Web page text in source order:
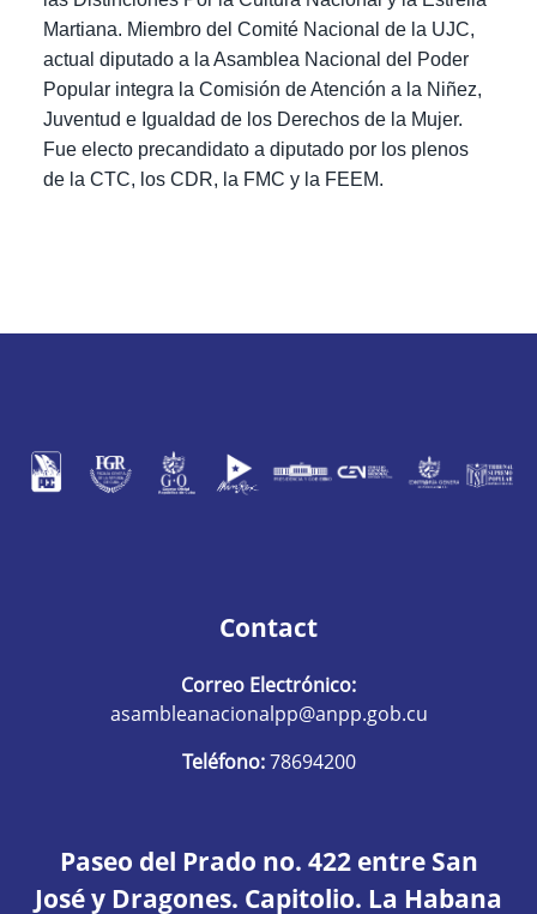
Martiana. Miembro del Comité Nacional de la UJC,
actual diputado a la Asamblea Nacional del Poder
Popular integra la Comisión de Atención a la Niñez,
Juventud e Igualdad de los Derechos de la Mujer.
Fue electo precandidato a diputado por los plenos
de la CTC, los CDR, la FMC y la FEEM.
Contact
Correo Electrónico:
asambleanacionalpp@anpp.gob.cu
Teléfono:78694200
Paseo del Prado no. 422 entre San
José y Dragones. Capitolio. La Habana